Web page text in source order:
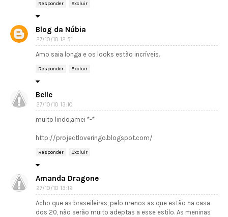
Responder Excluir
Blog da Núbia
27/10/10 12:51
Amo saia longa e os looks estão incríveis.
Responder Excluir
Belle
27/10/10 13:10
muito lindo,amei *-*
http://projectloveringo.blogspot.com/
Responder Excluir
Amanda Dragone
27/10/10 13:12
Acho que as braseileiras, pelo menos as que estão na casa
dos 20, não serão muito adeptas a esse estilo. As meninas